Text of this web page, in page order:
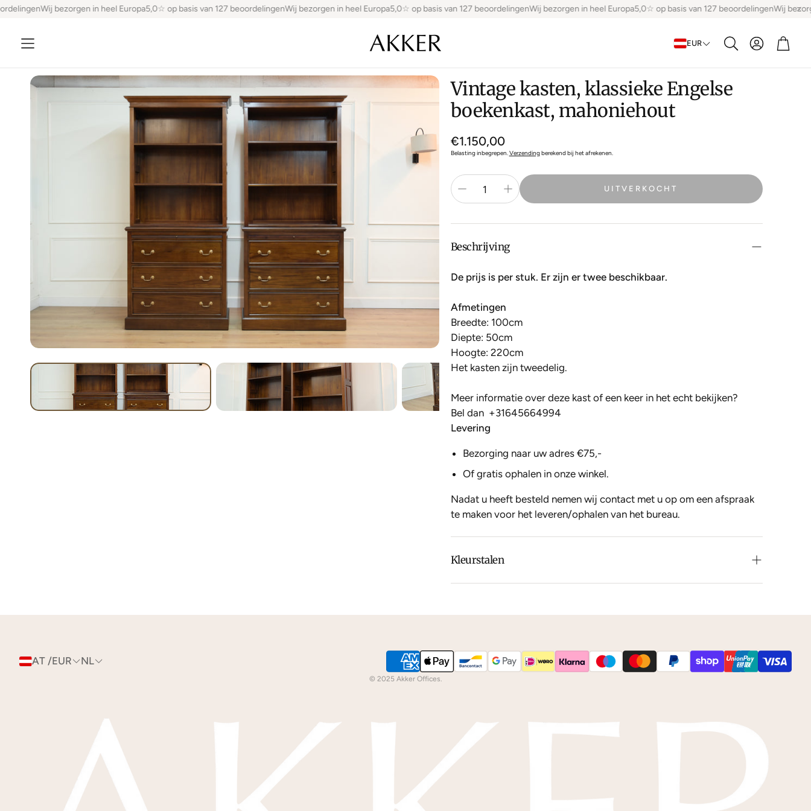
Wij bezorgen in heel Europa5,0☆ op basis van 127 beoordelingenWij bezorgen in heel Europa5,0☆ op basis van 127 beoordelingenWij bezorgen in heel Europa5,0☆ op basis van 127 beoordelingenWij
EUR
Zoeken
Account
Vintage kasten, klassieke Engelse
boekenkast, mahoniehout
Normale
prijs
€1.150,00
Belasting inbegrepen.Verzendingberekend bij het afrekenen.
UITVERKOCHT
Beschrijving
De prijs is per stuk. Er zijn er twee beschikbaar.
Afmetingen
Breedte: 100cm
Diepte: 50cm
Hoogte: 220cm
Het kasten zijn tweedelig.
Meer informatie over deze kast of een keer in het echt bekijken?
Bel dan+31645664994
Levering
Bezorging naar uw adres €75,-
Of gratis ophalen in onze winkel.
Nadat u heeft besteld nemen wij contact met u op om een afspraak
te maken voor het leveren/ophalen van het bureau.
Kleurstalen
AT /EUR NL
© 2025 Akker Offices.